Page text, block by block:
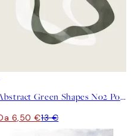
Abstract Green Shapes No2 Poster
6,50 €13 €